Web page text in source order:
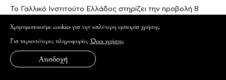
Το Γαλλικό Ινστιτούτο Ελλάδος στηρίζει την προβολή 8
Xρησιμοποιούμε cookies για την καλύτερη εμπειρία χρήσης
Για περισσότερες πληροφορίεςΌροι χρήσης
Αποδοχή